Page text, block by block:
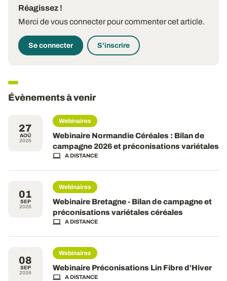
Réagissez !
Merci de vous connecter pour commenter cet article.
Se connecter S'inscrire
Évènements à venir
27
AOÛ
2026
Webinaires
Webinaire Normandie Céréales : Bilan de
campagne 2026 et préconisations variétales
A DISTANCE
01
SEP
2026
Webinaires
Webinaire Bretagne - Bilan de campagne et
préconisations variétales céréales
A DISTANCE
08
SEP
2026
Webinaires
Webinaire Préconisations Lin Fibre d'Hiver
A DISTANCE